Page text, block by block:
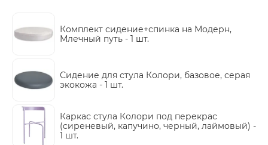
Комплект сидение+спинка на Модерн,
Млечный путь - 1 шт.
Сидение для стула Колори, базовое, серая
экокожа - 1 шт.
Каркас стула Колори под перекрас
(сиреневый, капучино, черный, лаймовый) -
1 шт.